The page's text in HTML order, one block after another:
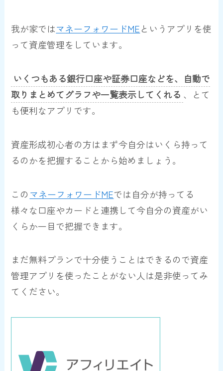
我が家ではマネーフォワードMEというアプリを使
って資産管理をしています。
いくつもある銀行口座や証券口座などを、自動で
取りまとめてグラフや一覧表示してくれる 、とて
も便利なアプリです。
資産形成初心者の方はまず今自分はいくら持って
るのかを把握することから始めましょう。
この マネーフォワードMEでは自分が持ってる
様々な口座やカードと連携して今自分の資産がい
くらか一目で把握できます。
まだ無料プランで十分使うことはできるので資産
管理アプリを使ったことがない人は是非使ってみ
てください。